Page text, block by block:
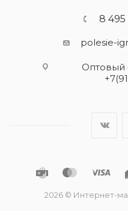
8 495
polesie-
Оптовый
2026 © Интернет-